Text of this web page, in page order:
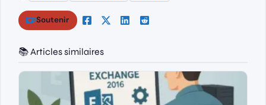
Soutenir
📚 Articles similaires